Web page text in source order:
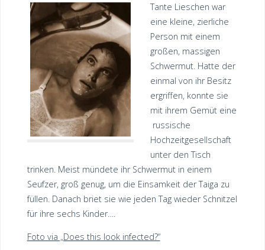
Tante Lieschen war
eine kleine, zierliche
Person mit einem
großen, massigen
Schwermut. Hatte der
einmal von ihr Besitz
ergriffen, konnte sie
mit ihrem Gemüt eine
russische
Hochzeitgesellschaft
unter den Tisch
trinken. Meist mündete ihr Schwermut in einem
Seufzer, groß genug, um die Einsamkeit der Taiga zu
füllen. Danach briet sie wie jeden Tag wieder Schnitzel
für ihre sechs Kinder….
Foto via „Does this look infected?“